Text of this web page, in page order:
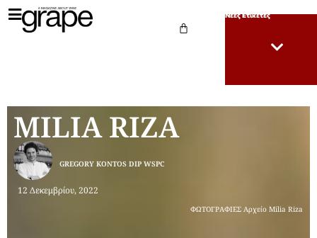
Νέες Ετικέτες
MILIA RIZA
12 Δεκεμβρίου, 2022
GREGORY KONTOS DIP WSPC
ΦΩΤΟΓΡΑΦΙΕΣ Αρχείο Milia Riza